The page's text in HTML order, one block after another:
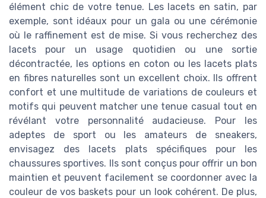
élément chic de votre tenue. Les lacets en satin, par
exemple, sont idéaux pour un gala ou une cérémonie
où le raffinement est de mise. Si vous recherchez des
lacets pour un usage quotidien ou une sortie
décontractée, les options en coton ou les lacets plats
en fibres naturelles sont un excellent choix. Ils offrent
confort et une multitude de variations de couleurs et
motifs qui peuvent matcher une tenue casual tout en
révélant votre personnalité audacieuse. Pour les
adeptes de sport ou les amateurs de sneakers,
envisagez des lacets plats spécifiques pour les
chaussures sportives. Ils sont conçus pour offrir un bon
maintien et peuvent facilement se coordonner avec la
couleur de vos baskets pour un look cohérent. De plus,